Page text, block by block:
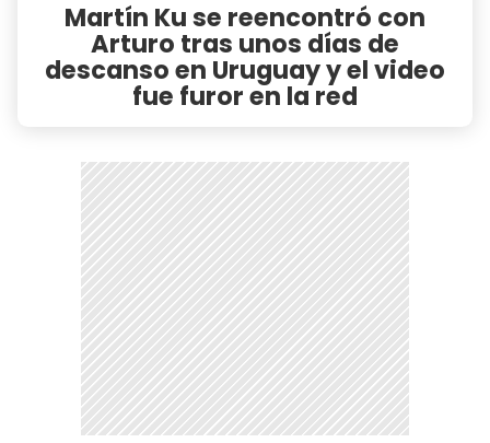
Martín Ku se reencontró con
Arturo tras unos días de
descanso en Uruguay y el video
fue furor en la red